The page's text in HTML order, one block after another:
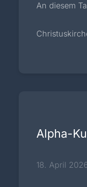
An diesem
Alpha-
18. April